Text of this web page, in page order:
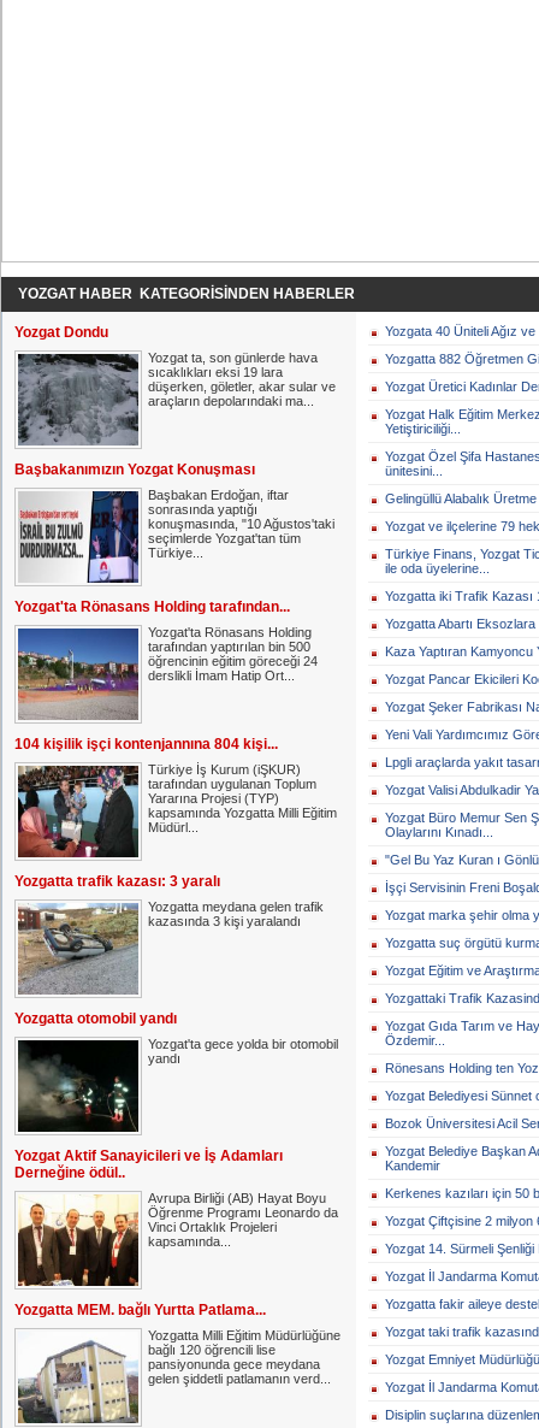
YOZGAT HABER KATEGORİSİNDEN HABERLER
Yozgat Dondu
Yozgat ta, son günlerde hava
sıcaklıkları eksi 19 lara
düşerken, göletler, akar sular ve
araçların depolarındaki ma...
Başbakanımızın Yozgat Konuşması
Başbakan Erdoğan, iftar
sonrasında yaptığı
konuşmasında, "10 Ağustos'taki
seçimlerde Yozgat'tan tüm
Türkiye...
Yozgat'ta Rönasans Holding tarafından...
Yozgat'ta Rönasans Holding
tarafından yaptırılan bin 500
öğrencinin eğitim göreceği 24
derslikli İmam Hatip Ort...
104 kişilik işçi kontenjannına 804 kişi...
Türkiye İş Kurum (iŞKUR)
tarafından uygulanan Toplum
Yararına Projesi (TYP)
kapsamında Yozgatta Milli Eğitim
Müdürl...
Yozgatta trafik kazası: 3 yaralı
Yozgatta meydana gelen trafik
kazasında 3 kişi yaralandı
Yozgatta otomobil yandı
Yozgat'ta gece yolda bir otomobil
yandı
Yozgat Aktif Sanayicileri ve İş Adamları
Derneğine ödül..
Avrupa Birliği (AB) Hayat Boyu
Öğrenme Programı Leonardo da
Vinci Ortaklık Projeleri
kapsamında...
Yozgatta MEM. bağlı Yurtta Patlama...
Yozgatta Milli Eğitim Müdürlüğüne
bağlı 120 öğrencili lise
pansiyonunda gece meydana
gelen şiddetli patlamanın verd...
Yozgata 40 Üniteli Ağız
Yozgatta 882 Öğretmen
Yozgat Üretici Kadınlar
Yozgat Halk Eğitim
Yetiştiriciliği...
Yozgat Özel Şifa
ünitesini...
Gelingüllü Alabalık
Yozgat ve ilçelerine 79
Türkiye Finans, Yozgat
ile oda üyelerine...
Yozgatta iki Trafik Kazası
Yozgatta Abartı
Kaza Yaptıran Kamyoncu
Yozgat Pancar Ekicileri
Yozgat Şeker Fabrikası
Yeni Vali Yardımcımız
Lpgli araçlarda yakıt
Yozgat Valisi Abdulkadir
Yozgat Büro Memur Sen
Olaylarını Kınadı...
"Gel Bu Yaz Kuran ı
İşçi Servisinin Freni
Yozgat marka şehir olma
Yozgatta suç örgütü
Yozgat Eğitim ve
Yozgattaki Trafik
Yozgat Gıda Tarım ve
Özdemir...
Rönesans Holding ten
Yozgat Belediyesi Sünnet
Bozok Üniversitesi Acil
Yozgat Belediye Başkan
Kandemir
Kerkenes kazıları için 50
Yozgat Çiftçisine 2 milyon
Yozgat 14. Sürmeli Şenliği
Yozgat İl Jandarma
Yozgatta fakir aileye
Yozgat taki trafik
Yozgat Emniyet
Yozgat İl Jandarma
Disiplin suçlarına